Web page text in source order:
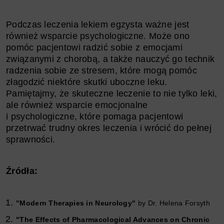
Podczas leczenia lekiem egzysta ważne jest
również wsparcie psychologiczne. Może ono
pomóc pacjentowi radzić sobie z emocjami
związanymi z chorobą, a także nauczyć go technik
radzenia sobie ze stresem, które mogą pomóc
złagodzić niektóre skutki uboczne leku.
Pamiętajmy, że skuteczne leczenie to nie tylko leki,
ale również wsparcie emocjonalne
i psychologiczne, które pomaga pacjentowi
przetrwać trudny okres leczenia i wrócić do pełnej
sprawności.
Źródła:
"Modern Therapies in Neurology" by Dr. Helena Forsyth
"The Effects of Pharmacological Advances on Chronic